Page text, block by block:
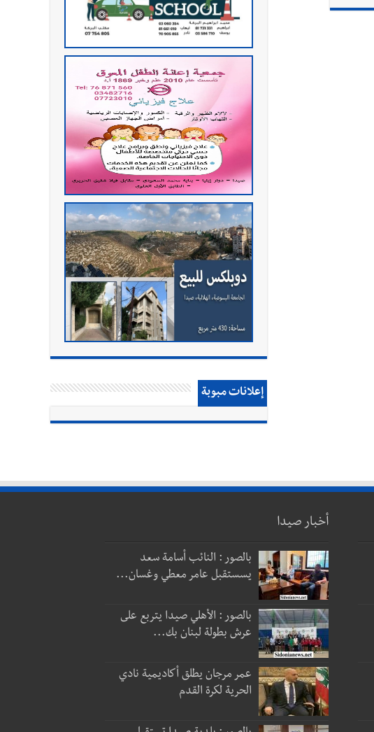
إعلانات مبوبة
أخبار صيدا
بالصور : النائب أسامة سعد
يسستقبل عامر معطي وغسان...
بالصور : الأهلي صيدا يتربع على
عرش بطولة لبنان بك...
عمر مرجان يطلق أكاديمية نادي
الحرية لكرة القدم